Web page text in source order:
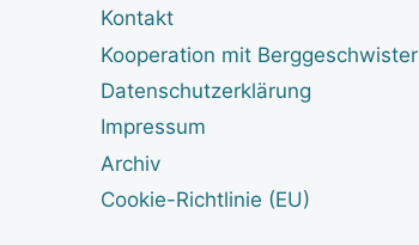
Kontakt
Kooperation mit Berggeschwister
Datenschutzerklärung
Impressum
Archiv
Cookie-Richtlinie (EU)